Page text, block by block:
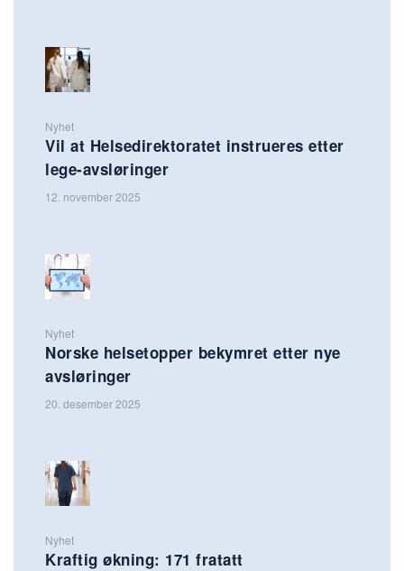
Nyhet
Vil at Helsedirektoratet instrueres etter
lege-avsløringer
12. november 2025
Nyhet
Norske helsetopper bekymret etter nye
avsløringer
20. desember 2025
Nyhet
Kraftig økning: 171 fratatt